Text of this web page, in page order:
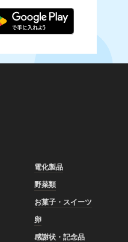
電化製品
野菜類
お菓子・スイーツ
卵
感謝状・記念品